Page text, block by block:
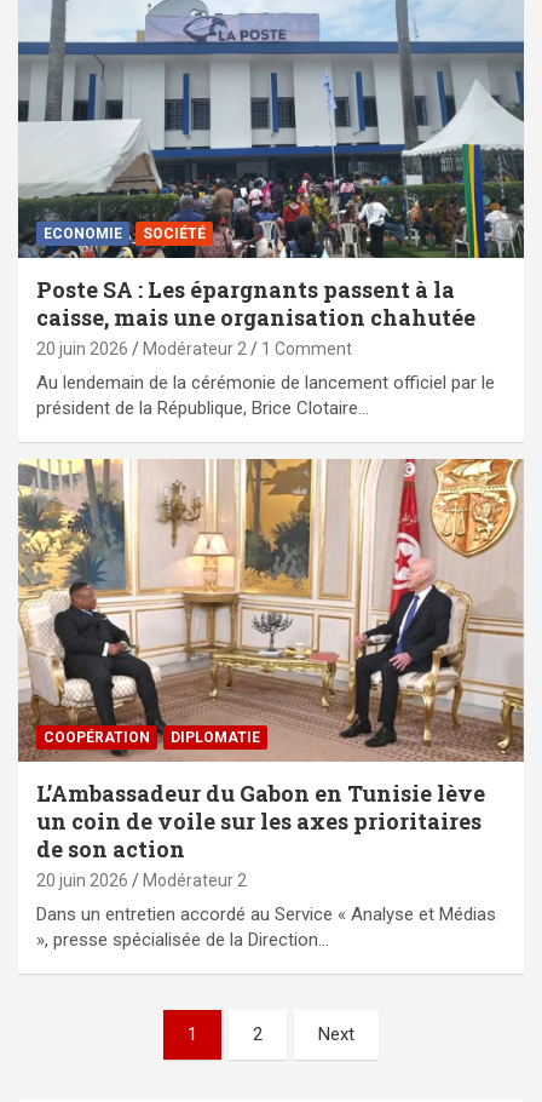
ECONOMIE SOCIÉTÉ
Poste SA : Les épargnants passent à la
caisse, mais une organisation chahutée
20 juin 2026 Modérateur 2 1 Comment
Au lendemain de la cérémonie de lancement officiel par le
président de la République, Brice Clotaire…
⁠COOPÉRATION DIPLOMATIE
L’Ambassadeur du Gabon en Tunisie lève
un coin de voile sur les axes prioritaires
de son action
20 juin 2026 Modérateur 2
Dans un entretien accordé au Service « Analyse et Médias
», presse spécialisée de la Direction…
1 2 Next